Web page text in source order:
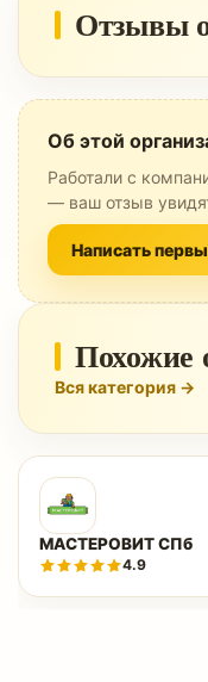
Отзывы
Об этой
Работали с
— ваш отзыв
Написать
Похожие
Вся категория →
МАСТЕРОВИТ СПб
4.9